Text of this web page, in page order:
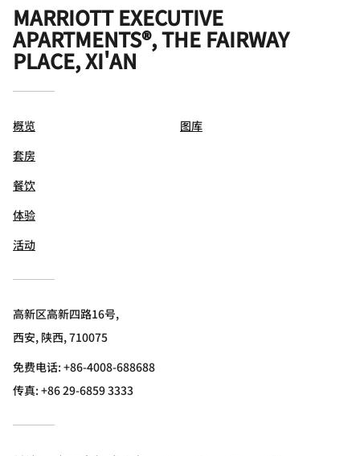
MARRIOTT EXECUTIVE
APARTMENTS®, THE FAIRWAY
PLACE, XI'AN
概览
套房
餐饮
体验
活动
图库
高新区高新四路16号,
西安, 陕西, 710075
免费电话:+86-4008-688688
传真:+86 29-6859 3333